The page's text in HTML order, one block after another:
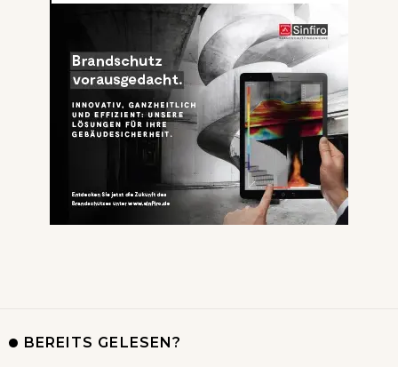
BEREITS GELESEN?